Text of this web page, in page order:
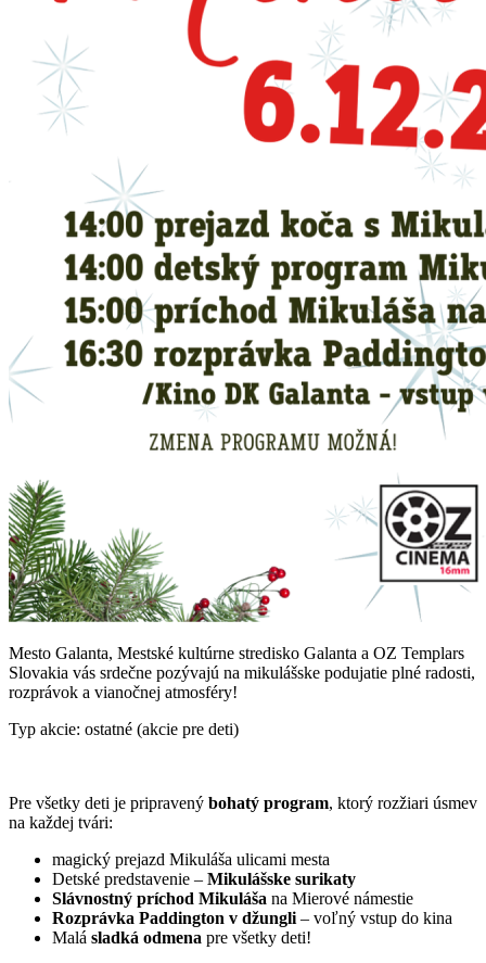
Mesto Galanta, Mestské kultúrne stredisko Galanta a OZ Templars
Slovakia vás srdečne pozývajú na mikulášske podujatie plné radosti,
rozprávok a vianočnej atmosféry!
Typ akcie: ostatné (akcie pre deti)
Pre všetky deti je pripravený bohatý program, ktorý rozžiari úsmev
na každej tvári:
magický prejazd Mikuláša ulicami mesta
Detské predstavenie – Mikulášske surikaty
Slávnostný príchod Mikuláša na Mierové námestie
Rozprávka Paddington v džungli – voľný vstup do kina
Malá sladká odmena pre všetky deti!